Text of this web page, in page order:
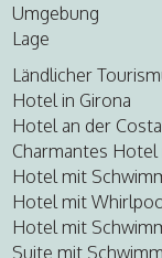
Umgebung
Lage
Ländlicher
Hotel in Girona
Hotel an der
Charmantes Hotel
Hotel mit
Hotel mit
Hotel mit
Suite mit